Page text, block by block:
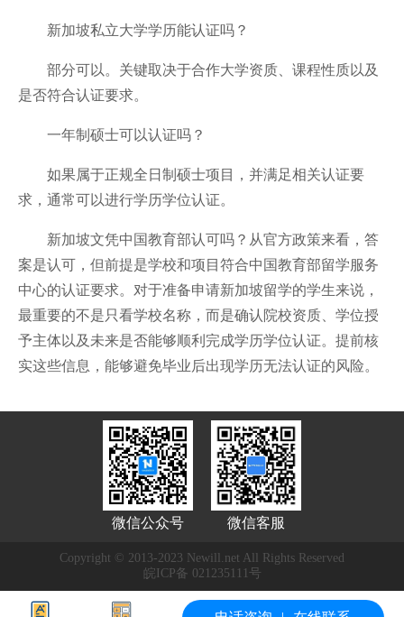
新加坡私立大学学历能认证吗？
部分可以。关键取决于合作大学资质、课程性质以及
是否符合认证要求。
一年制硕士可以认证吗？
如果属于正规全日制硕士项目，并满足相关认证要
求，通常可以进行学历学位认证。
新加坡文凭中国教育部认可吗？从官方政策来看，答
案是认可，但前提是学校和项目符合中国教育部留学服务
中心的认证要求。对于准备申请新加坡留学的学生来说，
最重要的不是只看学校名称，而是确认院校资质、学位授
予主体以及未来是否能够顺利完成学历学位认证。提前核
实这些信息，能够避免毕业后出现学历无法认证的风险。
微信公众号 微信客服
Copyright © 2013-2023 Newill.net All Rights Reserved
皖ICP备 021235111号